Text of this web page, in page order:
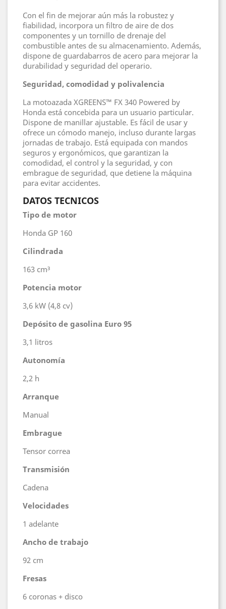
Con el fin de mejorar aún más la robustez y
fiabilidad, incorpora un filtro de aire de dos
componentes y un tornillo de drenaje del
combustible antes de su almacenamiento. Además,
dispone de guardabarros de acero para mejorar la
durabilidad y seguridad del operario.
Seguridad, comodidad y polivalencia
La motoazada XGREENS™ FX 340 Powered by
Honda está concebida para un usuario particular.
Dispone de manillar ajustable. Es fácil de usar y
ofrece un cómodo manejo, incluso durante largas
jornadas de trabajo. Está equipada con mandos
seguros y ergonómicos, que garantizan la
comodidad, el control y la seguridad, y con
embrague de seguridad, que detiene la máquina
para evitar accidentes.
DATOS TECNICOS
Tipo de motor
Honda GP 160
Cilindrada
163 cm³
Potencia motor
3,6 kW (4,8 cv)
Depósito de gasolina Euro 95
3,1 litros
Autonomía
2,2 h
Arranque
Manual
Embrague
Tensor correa
Transmisión
Cadena
Velocidades
1 adelante
Ancho de trabajo
92 cm
Fresas
6 coronas + disco